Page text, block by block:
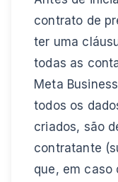
contrato de
ter uma
todas as
Meta
todos os
criados, são
contratante
que, em caso